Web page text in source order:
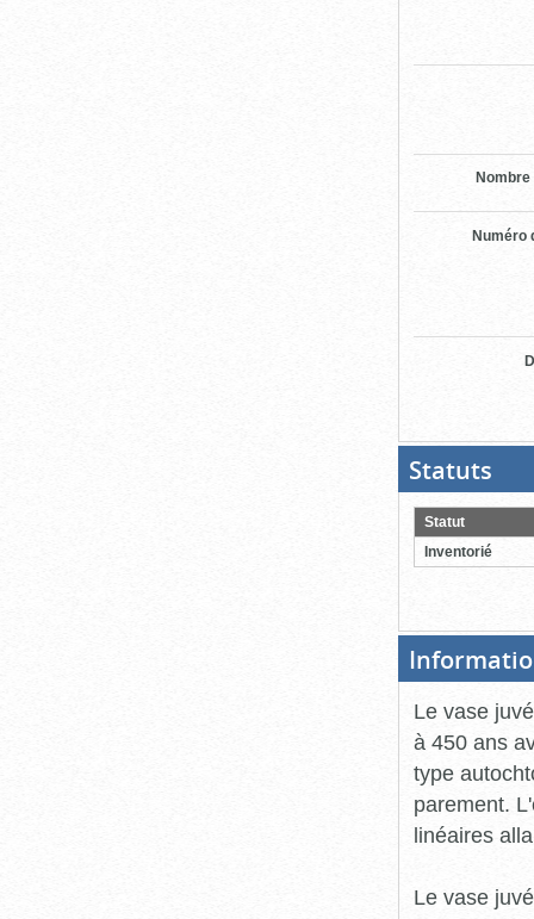
Numéro
Statuts
pour
Statut
Inventorié
Le vase
à 450 ans
type
parement.
linéaires
Le vase